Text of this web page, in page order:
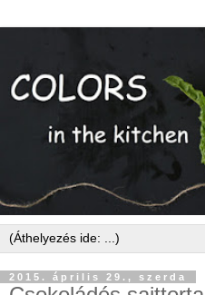
2015. április 29., szerda